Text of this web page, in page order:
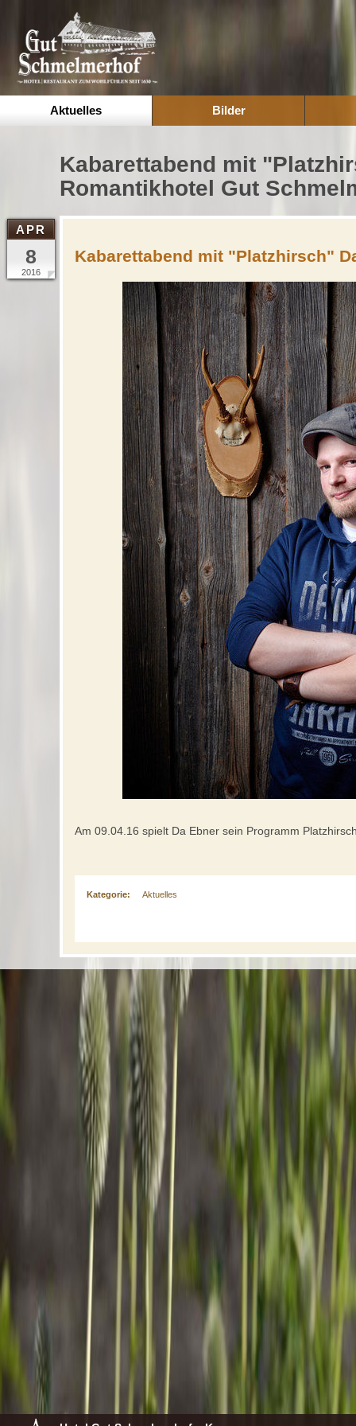
Aktuelles Bilder
Kabarettabend mit
Romantikhotel Gut
Kabarettabend mit "Platzhirsch"
2016
8
APR
Am 09.04.16 spielt Da Ebner sein Programm
Kategorie: Aktuelles